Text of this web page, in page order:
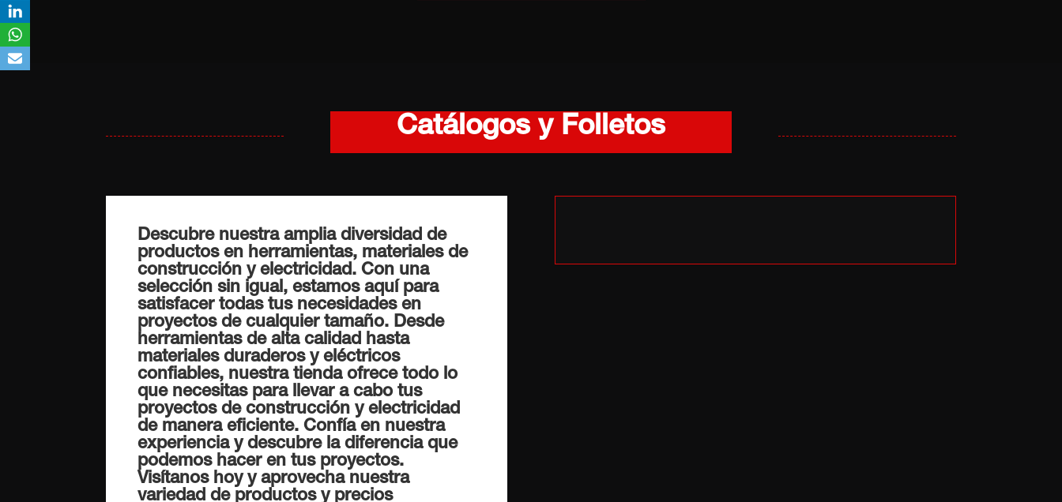
Catálogos y Folletos
Descubre nuestra amplia diversidad de
productos en herramientas, materiales de
construcción y electricidad. Con una
selección sin igual, estamos aquí para
satisfacer todas tus necesidades en
proyectos de cualquier tamaño. Desde
herramientas de alta calidad hasta
materiales duraderos y eléctricos
confiables, nuestra tienda ofrece todo lo
que necesitas para llevar a cabo tus
proyectos de construcción y electricidad
de manera eficiente. Confía en nuestra
experiencia y descubre la diferencia que
podemos hacer en tus proyectos.
Visítanos hoy y aprovecha nuestra
variedad de productos y precios